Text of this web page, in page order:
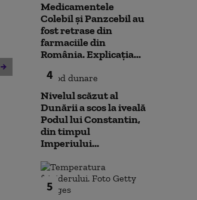
Moody's menține ratingul de
țară al României, cu
perspectivă negativă.
Alexandru Nazare: E un
răgaz, nu motiv de relaxare
neuniform și
este nevoie
Medicamentele
Colebil și Panzcebil au
fost retrase din
farmaciile din
România. Explicația...
4
Nivelul scăzut al
Dunării a scos la iveală
Podul lui Constantin,
din timpul
Imperiului...
5